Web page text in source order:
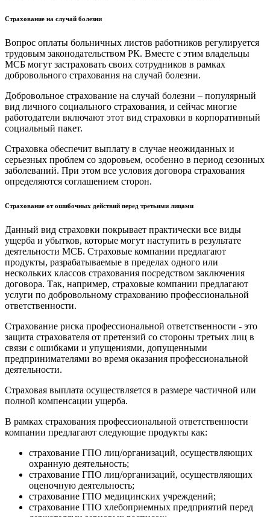
Страхование на случай болезни
Вопрос оплаты больничных листов работников регулируется
трудовым законодательством РК. Вместе с этим владельцы
МСБ могут застраховать своих сотрудников в рамках
добровольного страхования на случай болезни.
Добровольное страхование на случай болезни – популярный
вид личного социального страхования, и сейчас многие
работодатели включают этот вид страховки в корпоративный
социальный пакет.
Страховка обеспечит выплату в случае неожиданных и
серьезных проблем со здоровьем, особенно в период сезонных
заболеваний. При этом все условия договора страхования
определяются соглашением сторон.
Страхование от ошибочных действий перед третьими лицами
Данный вид страховки покрывает практически все виды
ущерба и убытков, которые могут наступить в результате
деятельности МСБ. Страховые компании предлагают
продукты, разрабатываемые в пределах одного или
нескольких классов страхования посредством заключения
договора. Так, например, страховые компании предлагают
услуги по добровольному страхованию профессиональной
ответственности.
Страхование риска профессиональной ответственности - это
защита страхователя от претензий со стороны третьих лиц в
связи с ошибками и упущениями, допущенными
предпринимателями во время оказания профессиональной
деятельности.
Страховая выплата осуществляется в размере частичной или
полной компенсации ущерба.
В рамках страхования профессиональной ответственности
компании предлагают следующие продукты как:
страхование ГПО лиц/организаций, осуществляющих
охранную деятельность;
страхование ГПО лиц/организаций, осуществляющих
оценочную деятельность;
страхование ГПО медицинских учреждений;
страхование ГПО хлебоприемных предприятий перед